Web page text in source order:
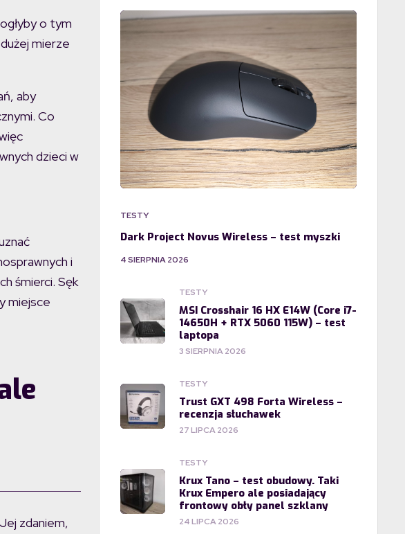
o tym
mierze
aby
Co
dzieci w
i
śmierci. Sęk
miejsce
zdaniem,
TESTY
Dark Project Novus Wireless – test myszki
4 SIERPNIA 2026
TESTY
MSI Crosshair 16 HX E14W (Core i7-
14650H + RTX 5060 115W) – test
laptopa
3 SIERPNIA 2026
TESTY
Trust GXT 498 Forta Wireless –
recenzja słuchawek
27 LIPCA 2026
TESTY
Krux Tano – test obudowy. Taki
Krux Empero ale posiadający
frontowy obły panel szklany
24 LIPCA 2026